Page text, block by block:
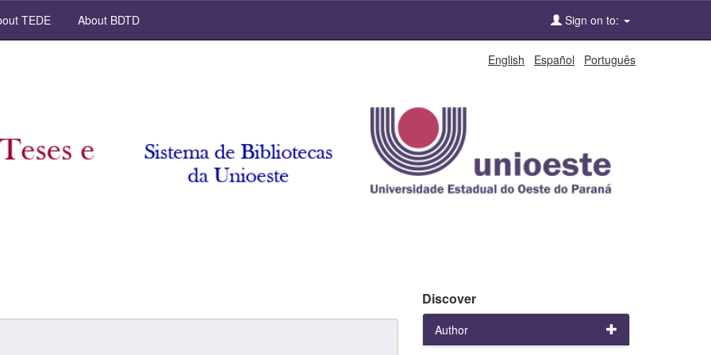
TEDE About BDTD Sign on to:
English Español Português
Discover
Author